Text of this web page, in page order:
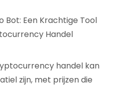
Bot: Een Krachtige Tool
Handel
handel kan
zijn, met prijzen die